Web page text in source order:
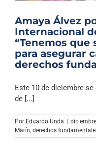
Amaya Álvez
Internacional
“Tenemos
para asegurar
derechos
Este 10 de diciembre
de [...]
Por Eduardo Unda
Marín, derechos